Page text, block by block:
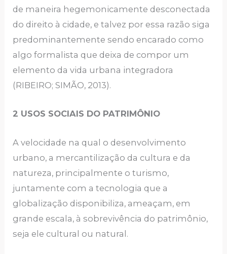
de maneira hegemonicamente desconectada
do direito à cidade, e talvez por essa razão siga
predominantemente sendo encarado como
algo formalista que deixa de compor um
elemento da vida urbana integradora
(RIBEIRO; SIMÃO, 2013).
2 USOS SOCIAIS DO PATRIMÔNIO
A velocidade na qual o desenvolvimento
urbano, a mercantilização da cultura e da
natureza, principalmente o turismo,
juntamente com a tecnologia que a
globalização disponibiliza, ameaçam, em
grande escala, à sobrevivência do patrimônio,
seja ele cultural ou natural.